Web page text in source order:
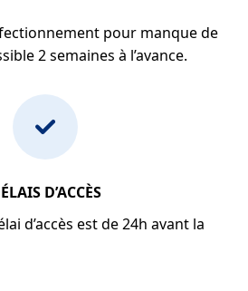
pour manque de
2 semaines à l’avance.
D’ACCÈS
d’accès est de 24h avant la